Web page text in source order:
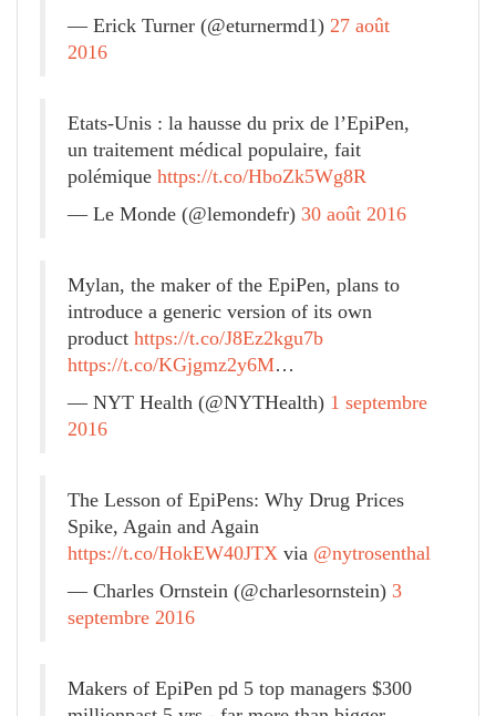
— Erick Turner (@eturnermd1) 27 août
2016
Etats-Unis : la hausse du prix de l’EpiPen,
un traitement médical populaire, fait
polémique https://t.co/HboZk5Wg8R
— Le Monde (@lemondefr) 30 août 2016
Mylan, the maker of the EpiPen, plans to
introduce a generic version of its own
product https://t.co/J8Ez2kgu7b
https://t.co/KGjgmz2y6M…
— NYT Health (@NYTHealth) 1 septembre
2016
The Lesson of EpiPens: Why Drug Prices
Spike, Again and Again
https://t.co/HokEW40JTX via @nytrosenthal
— Charles Ornstein (@charlesornstein) 3
septembre 2016
Makers of EpiPen pd 5 top managers $300